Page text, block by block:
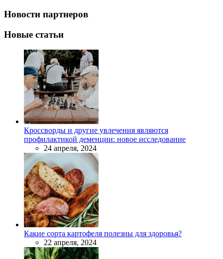
Новости партнеров
Новые статьи
Кроссворды и другие увлечения являются
профилактикой деменции: новое исследование
24 апреля, 2024
Какие сорта картофеля полезны для здоровья?
22 апреля, 2024